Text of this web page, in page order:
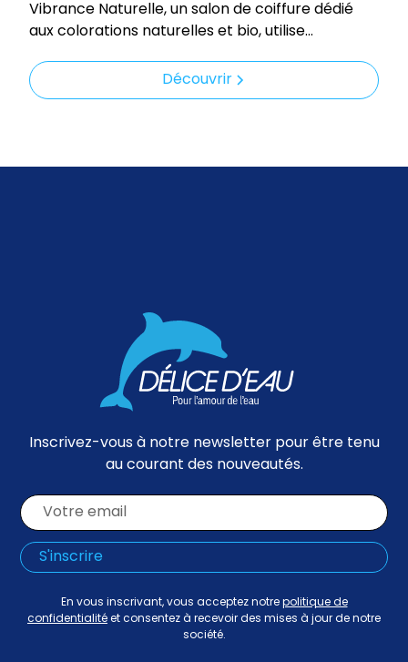
Vibrance Naturelle, un salon de coiffure dédié
aux colorations naturelles et bio, utilise
Délice d’eau. Cette eau de haute qualité est
essentielle pour préserver les bienfaits des
l’environnement.
Découvrir
Inscrivez-vous à notre newsletter pour être tenu
au courant des nouveautés.
En vous inscrivant, vous acceptez notre politique de
confidentialité et consentez à recevoir des mises à jour de notre
société.